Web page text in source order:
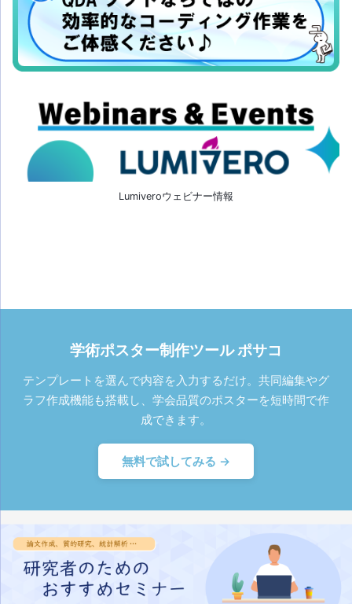
Lumiveroウェビナー情報
学術ポスター制作ツール ポサコ
テンプレートを選んで内容を入力するだけ。共同編集やグ
ラフ作成機能も搭載し、学会品質のポスターを短時間で作
成できます。
無料で試してみる →